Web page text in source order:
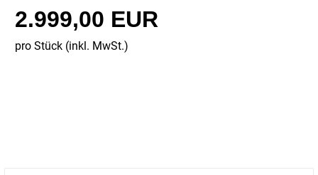
2.999,00 EUR
pro Stück (inkl. MwSt.)